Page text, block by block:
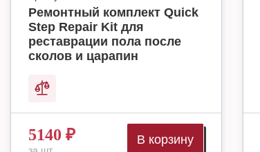
Ремонтный комплект Quick
Step Repair Kit для
реставрации пола после
сколов и царапин
5140 ₽ В корзину